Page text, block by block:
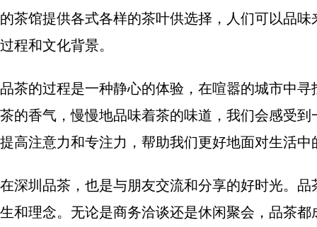
的茶馆提供各式各样的茶叶供选择，人们可以品
过程和文化背景。
品茶的过程是一种静心的体验，在喧嚣的城市中
茶的香气，慢慢地品味着茶的味道，我们会感受
提高注意力和专注力，帮助我们更好地面对生活中
在深圳品茶，也是与朋友交流和分享的好时光。
生和理念。无论是商务洽谈还是休闲聚会，品茶